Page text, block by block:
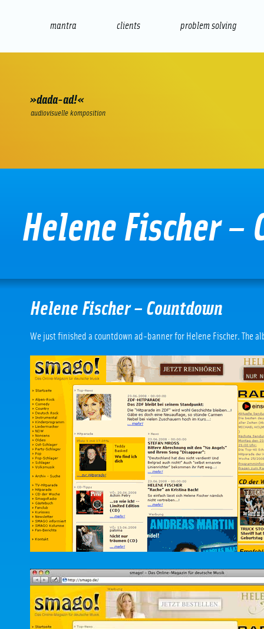
mantra clients problem solving
»dada-ad!«
audiovisuelle komposition
Helene Fischer –
Helene Fischer – Countdown
We just finished a countdown ad-banner for Helene Fischer. The